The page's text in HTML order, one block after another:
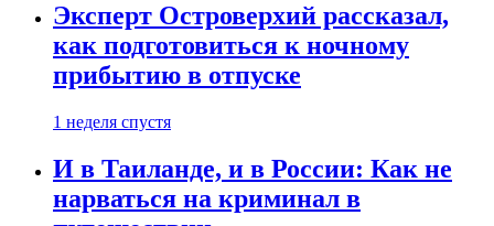
Эксперт Островерхий рассказал,
как подготовиться к ночному
прибытию в отпуске
1 неделя спустя
И в Таиланде, и в России: Как не
нарваться на криминал в